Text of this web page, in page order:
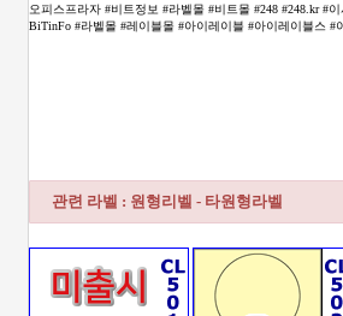
오피스프라자 #비트정보 #라벨몰 #비트몰 #248 #248.kr #
BiTinFo #라벨몰 #레이블몰 #아이레이블 #아이레이블스 #
관련 라벨 : 원형리벨 - 타원형라벨